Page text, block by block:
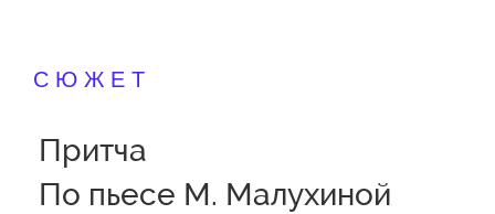
СЮЖЕТ
Притча
По пьесе М. Малухиной